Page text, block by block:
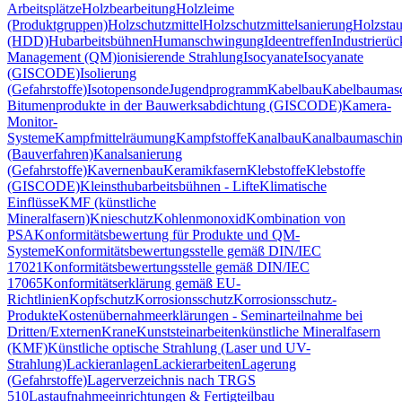
ArbeitsplätzeHolzbearbeitungHolzleime
(Produktgruppen)HolzschutzmittelHolzschutzmittelsanierung
(HDD)HubarbeitsbühnenHumanschwingungIdeentreffen
Management (QM)ionisierende StrahlungIsocyanateIsocyanate
(GISCODE)Isolierung
(Gefahrstoffe)IsotopensondeJugendprogrammKabelbau
Bitumenprodukte in der Bauwerksabdichtung (GISCODE)Kamera-
Monitor-
SystemeKampfmittelräumungKampfstoffeKanalbau
(Bauverfahren)Kanalsanierung
(Gefahrstoffe)KavernenbauKeramikfasernKlebstoffeKlebstoffe
(GISCODE)Kleinsthubarbeitsbühnen - LifteKlimatische
EinflüsseKMF (künstliche
Mineralfasern)KnieschutzKohlenmonoxidKombination von
PSAKonformitätsbewertung für Produkte und QM-
SystemeKonformitätsbewertungsstelle gemäß DIN/IEC
17021Konformitätsbewertungsstelle gemäß DIN/IEC
17065Konformitätserklärung gemäß EU-
RichtlinienKopfschutzKorrosionsschutzKorrosionsschutz-
ProdukteKostenübernahmeerklärungen - Seminarteilnahme bei
Dritten/ExternenKraneKunststeinarbeitenkünstliche Mineralfasern
(KMF)Künstliche optische Strahlung (Laser und UV-
Strahlung)LackieranlagenLackierarbeitenLagerung
(Gefahrstoffe)Lagerverzeichnis nach TRGS
510Lastaufnahmeeinrichtungen & Fertigteilbau